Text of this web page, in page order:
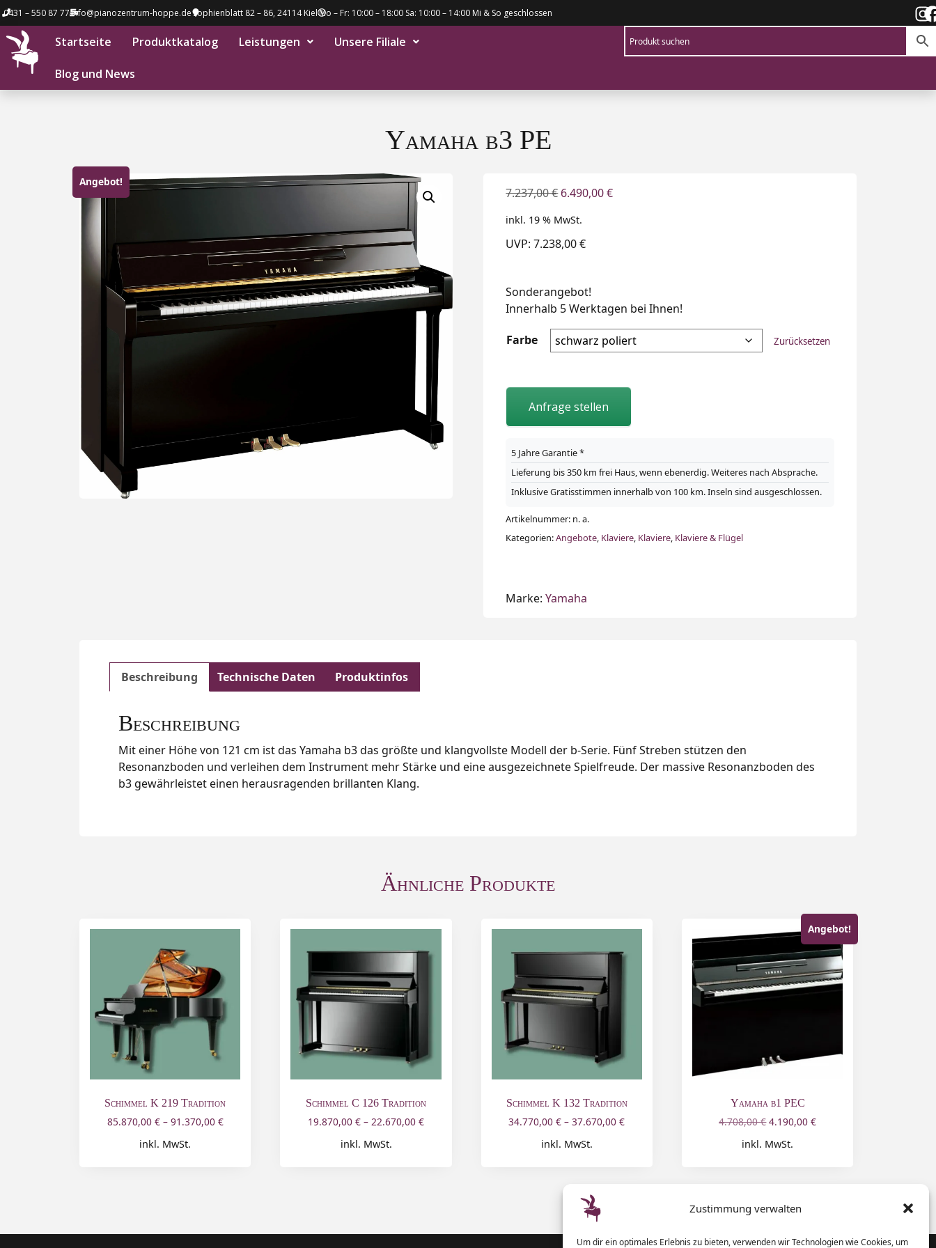
Zustimmung verwalten
Um dir ein optimales Erlebnis zu bieten, verwenden wir Technologien wie Cookies, um
0431 – 550 87 77info@pianozentrum-hoppe.deSophienblatt 82 – 86, 24114 KielMo – Fr: 10:00 – 18:00 Sa: 10:00 – 14:00 Mi & So geschlossen
Startseite Produktkatalog Leistungen Unsere Filiale
Blog und News
Yamaha b3 PE
Angebot!
7.237,00€ 6.490,00€
inkl. 19 % MwSt.
UVP: 7.238,00 €
Sonderangebot!
Innerhalb 5 Werktagen bei Ihnen!
Farbe Zurücksetzen
Anfrage stellen
5 Jahre Garantie *
Lieferung bis 350 km frei Haus, wenn ebenerdig. Weiteres nach Absprache.
Inklusive Gratisstimmen innerhalb von 100 km. Inseln sind ausgeschlossen.
Artikelnummer: n. a.
Kategorien:Angebote, Klaviere, Klaviere, Klaviere & Flügel
Marke: Yamaha
Beschreibung Technische Daten Produktinfos
Beschreibung
Mit einer Höhe von 121 cm ist das Yamaha b3 das größte und klangvollste Modell der b-Serie. Fünf Streben stützen den
Resonanzboden und verleihen dem Instrument mehr Stärke und eine ausgezeichnete Spielfreude. Der massive Resonanzboden des
b3 gewährleistet einen herausragenden brillanten Klang.
Ähnliche Produkte
Schimmel K 219 Tradition
85.870,00 €– 91.370,00 €
inkl. MwSt.
Schimmel C 126 Tradition
19.870,00 € – 22.670,00 €
inkl. MwSt.
Schimmel K 132 Tradition
34.770,00€ –37.670,00€
inkl. MwSt.
Angebot!
Yamaha b1 PEC
4.708,00€ 4.190,00€
inkl. MwSt.